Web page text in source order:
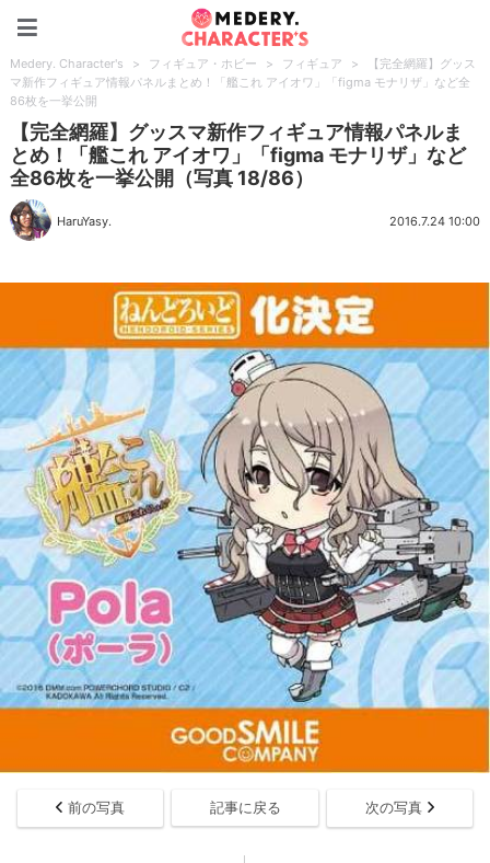
Medery. Character's > フィギュア・ホビー > フィギュア >
【完全網羅】グッス
マ新作フィギュア情報パネルまとめ！「艦これ アイオワ」「figma モナリザ」など全
86枚を一挙公開
【完全網羅】グッスマ新作フィギュア情報パネルま
とめ！「艦これ アイオワ」「figma モナリザ」など
全86枚を一挙公開（写真 18/86）
HaruYasy. 2016.7.24 10:00
前の写真 記事に戻る 次の写真